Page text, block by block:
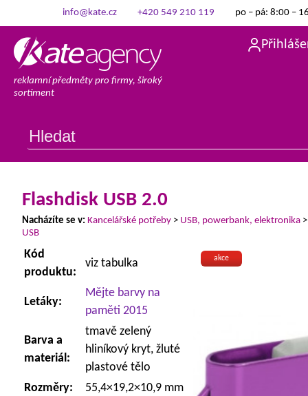
info@kate.cz +420 549 210 119 po – pá: 8:00 –
reklamní předměty pro firmy, široký
sortiment
Flashdisk USB 2.0
Nacházíte se v: Kancelářské potřeby > USB, powerbank, elektronika
USB
akce
Kód
produktu:
viz tabulka
Letáky:
Mějte barvy na
paměti 2015
Barva a
materiál:
tmavě zelený
hliníkový kryt, žluté
plastové tělo
Rozměry:
55,4×19,2×10,9 mm